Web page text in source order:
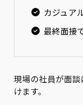
カジュア
最終面接
現場の社員が面
けます。